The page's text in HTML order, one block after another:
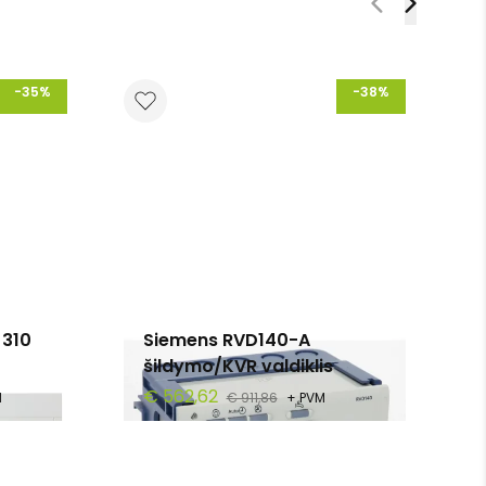
-35% -38%
Siemens RVD140-A
šildymo/KVR valdiklis
€ 562,62 € 911,86 + PVM